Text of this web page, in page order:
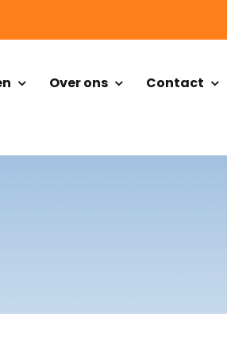
Over ons Contact